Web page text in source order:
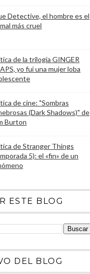
Detective, el hombre es el
más cruel
de la trilogía GINGER
yo fui una mujer loba
de cine: "Sombras
(Dark Shadows)" de
Burton
de Stranger Things
5): el «fin» de un
ESTE BLOG
DEL BLOG